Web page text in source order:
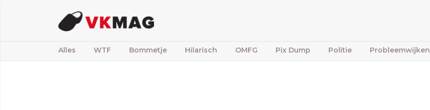
Alles WTF Bommetje Hilarisch OMFG Pix Dump Politie Probleemwijken